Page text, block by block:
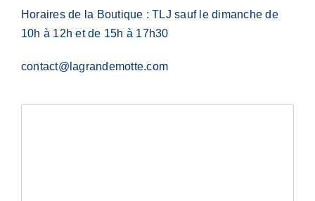
Horaires de la Boutique : TLJ sauf le dimanche de
10h à 12h et de 15h à 17h30
contact@lagrandemotte.com